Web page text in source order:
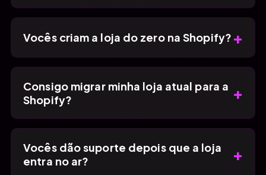
Vocês criam a loja do zero na Shopify? +
Consigo migrar minha loja atual para a
Shopify?
+
Vocês dão suporte depois que a loja
entra no ar?
+